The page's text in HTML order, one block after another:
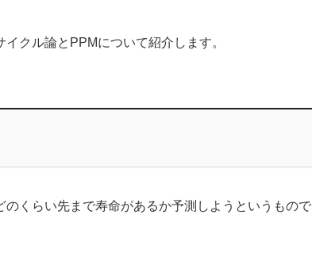
クル論とPPMについて紹介します。
のくらい先まで寿命があるか予測しようというもので